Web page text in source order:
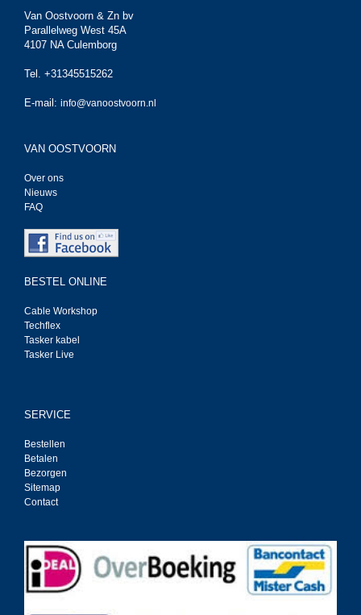
Van Oostvoorn & Zn bv
Parallelweg West 45A
4107 NA Culemborg
Tel. +31345515262
E-mail: info@vanoostvoorn.nl
VAN OOSTVOORN
Over ons
Nieuws
FAQ
BESTEL ONLINE
Cable Workshop
Techflex
Tasker kabel
Tasker Live
SERVICE
Bestellen
Betalen
Bezorgen
Sitemap
Contact